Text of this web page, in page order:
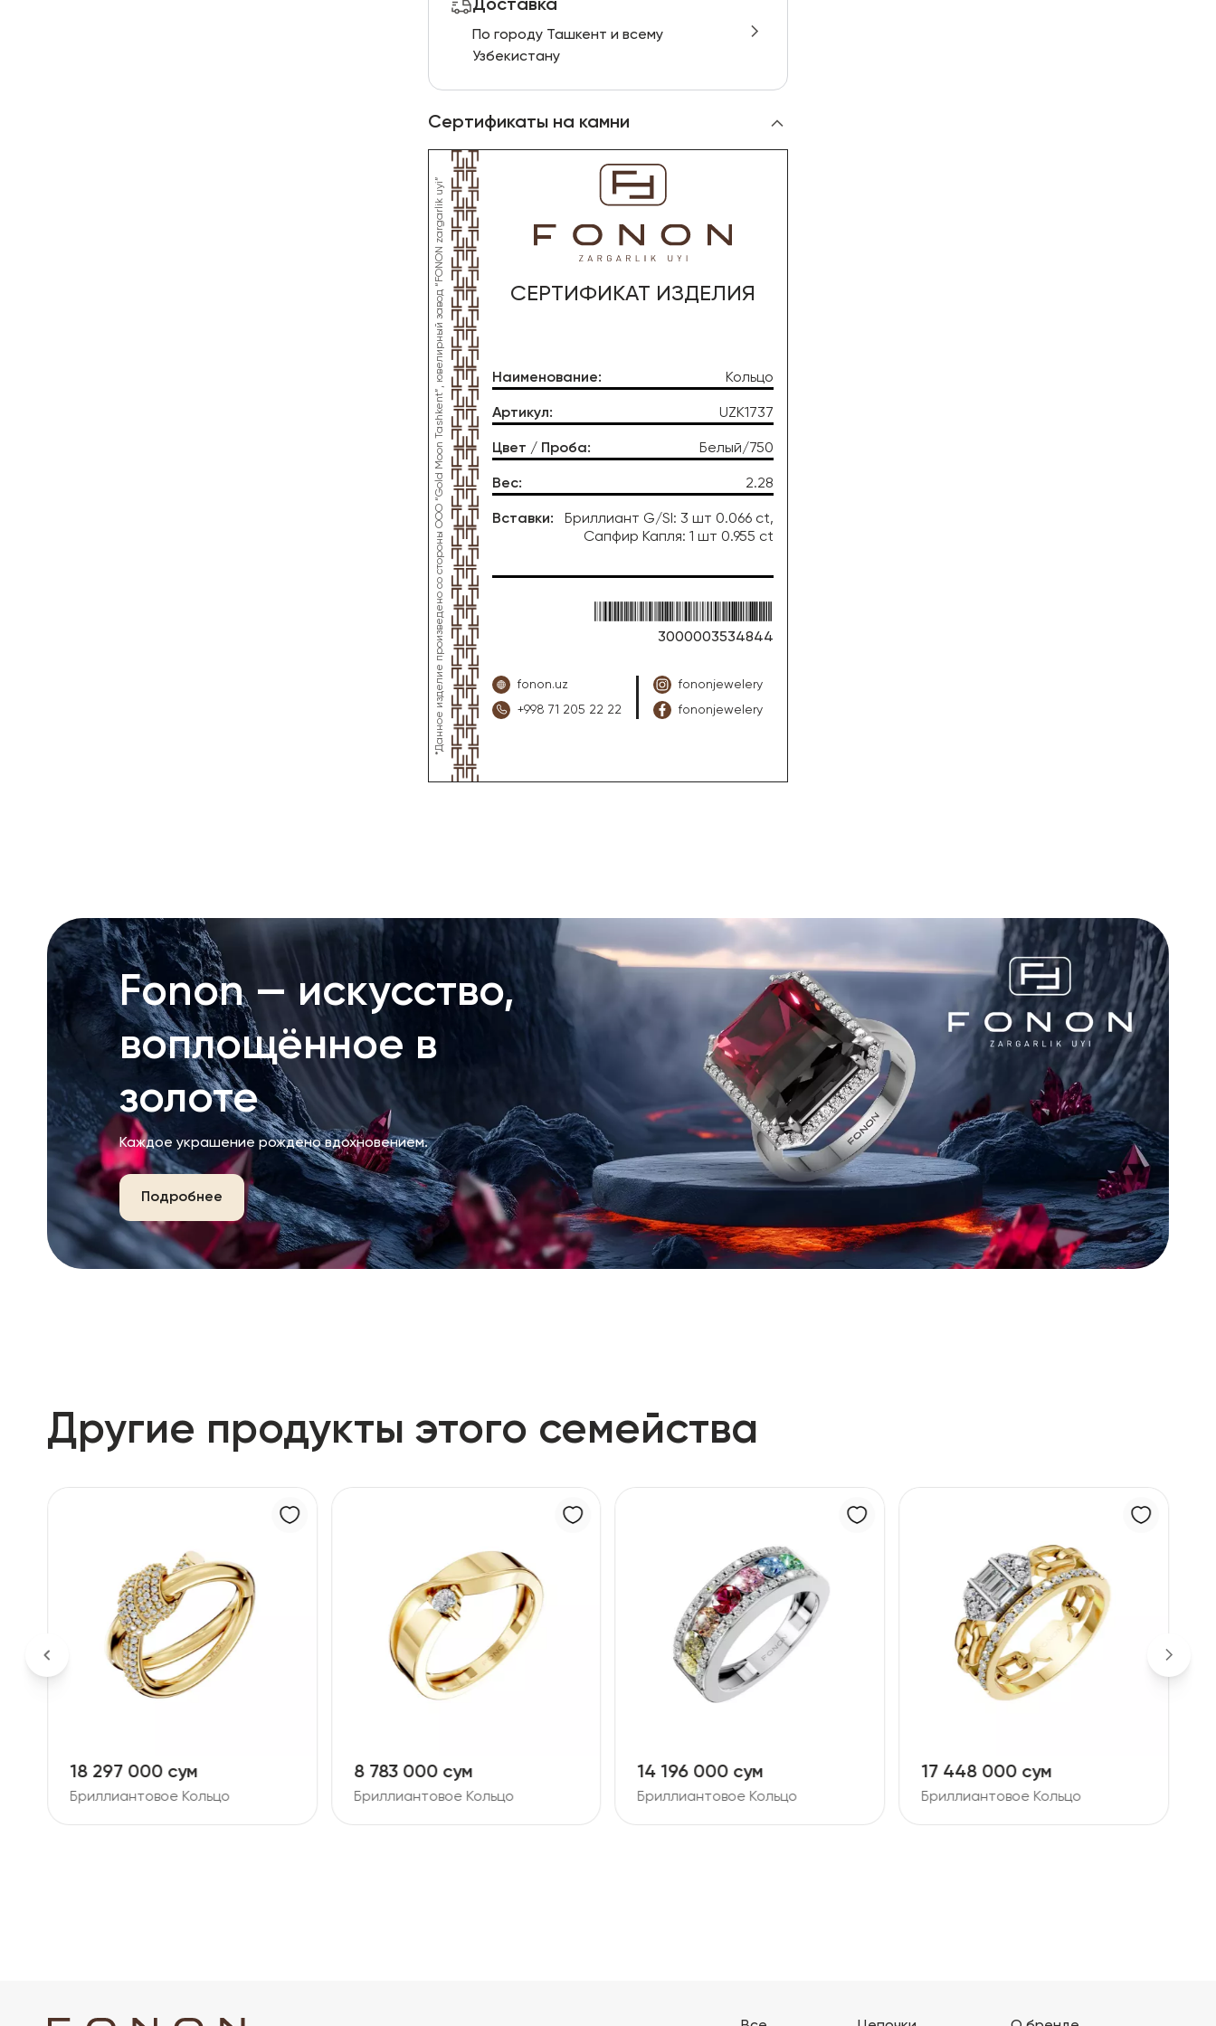
Доставка
По городу Ташкент и всему
Узбекистану
Сертификаты на камни
*Данное изделие произведено со стороны OOO “Gold Moon Tashkent”, ювелирный завод “FONON zargarlik uyi” СЕРТИФИКАТ ИЗДЕЛИЯ
Наименование: Кольцо
Артикул: UZK1737
Цвет / Проба: Белый/750
Вес: 2.28
Вставки:
Бриллиант G/SI: 3 шт 0.066 ct,
Сапфир Капля: 1 шт 0.955 ct
3000003534844
fonon.uz
+998 71 205 22 22
fononjewelery
fononjewelery
Fonon — искусство,
воплощённое в
золоте
Каждое украшение рождено вдохновением.
Подробнее
Другие продукты этого семейства
18 297 000 сум
Бриллиантовое Кольцо
8 783 000 сум
Бриллиантовое Кольцо
14 196 000 сум
Бриллиантовое Кольцо
17 448 000 сум
Бриллиантовое Кольцо